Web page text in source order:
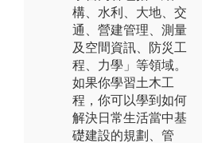
構、水利、大地、交
通、營建管理、測量
及空間資訊、防災工
程、力學」等領域。
如果你學習土木工
程，你可以學到如何
解決日常生活當中基
礎建設的規劃、管